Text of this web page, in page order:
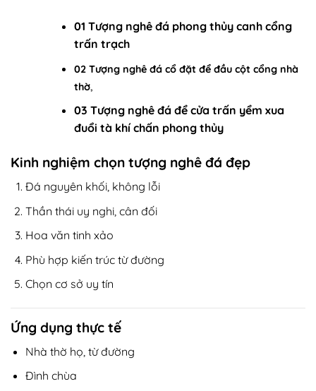
01 Tượng nghê đá phong thủy canh cổng
trấn trạch
02 Tượng nghê đá cổ đặt để đầu cột cổng nhà
thờ,
03 Tượng nghê đá để cửa trấn yểm xua
đuổi tà khí chấn phong thủy
Kinh nghiệm chọn tượng nghê đá đẹp
Đá nguyên khối, không lỗi
Thần thái uy nghi, cân đối
Hoa văn tinh xảo
Phù hợp kiến trúc từ đường
Chọn cơ sở uy tín
Ứng dụng thực tế
Nhà thờ họ, từ đường
Đình chùa